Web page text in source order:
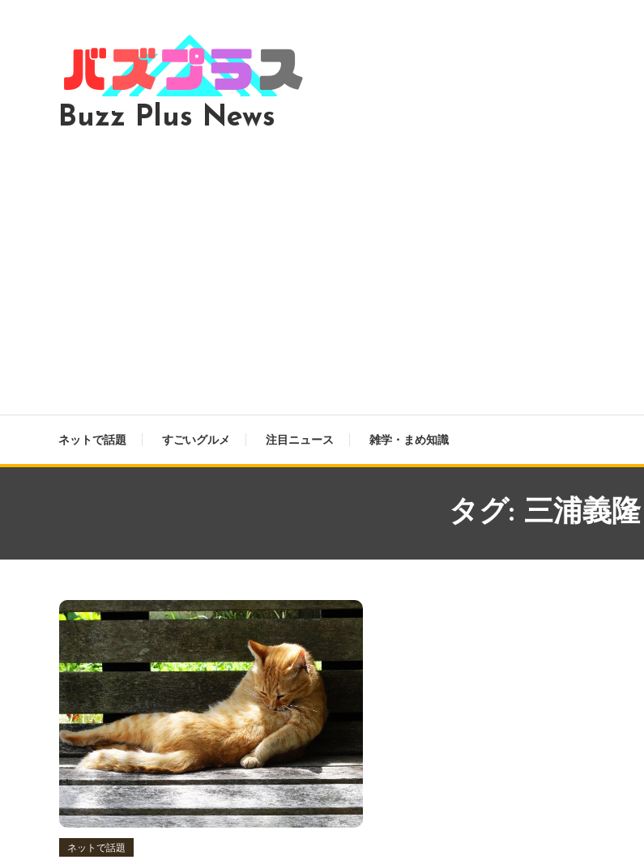
Buzz Plus News
ネットで話題 すごいグルメ 注目ニュース 雑学・まめ知識
タグ: 三浦義隆
ネットで話題